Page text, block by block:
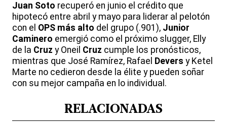
Juan Soto recuperó en junio el crédito que
hipotecó entre abril y mayo para liderar al pelotón
con el OPS más alto del grupo (.901), Junior
Caminero emergió como el próximo slugger, Elly
de la Cruz y Oneil Cruz cumple los pronósticos,
mientras que José Ramírez, Rafael Devers y Ketel
Marte no cedieron desde la élite y pueden soñar
con su mejor campaña en lo individual.
RELACIONADAS